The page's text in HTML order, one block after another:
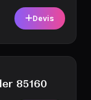
Devis
85160